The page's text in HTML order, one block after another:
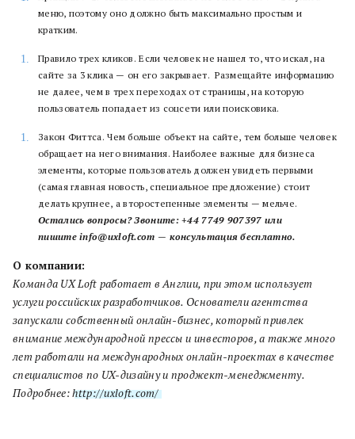
меню, поэтому оно должно быть максимально простым и
кратким.
Правило трех кликов. Если человек не нашел то, что искал, на
сайте за 3 клика — он его закрывает. Размещайте информацию
не далее, чем в трех переходах от страницы, на которую
пользователь попадает из соцсети или поисковика.
Закон Фиттса. Чем больше объект на сайте, тем больше человек
обращает на него внимания. Наиболее важные для бизнеса
элементы, которые пользователь должен увидеть первыми
(самая главная новость, специальное предложение) стоит
делать крупнее, а второстепенные элементы — мельче.
Остались вопросы? Звоните: +44 7749 907397 или
пишите info@uxloft.com — консультация бесплатно.
О компании:
Команда UX Loft работает в Англии, при этом использует
услуги российских разработчиков. Основатели агентства
запускали собственный онлайн-бизнес, который привлек
внимание международной прессы и инвесторов, а также много
лет работали на международных онлайн-проектах в качестве
специалистов по UX-дизайну и проджект-менеджменту.
Подробнее:http://uxloft.com/.